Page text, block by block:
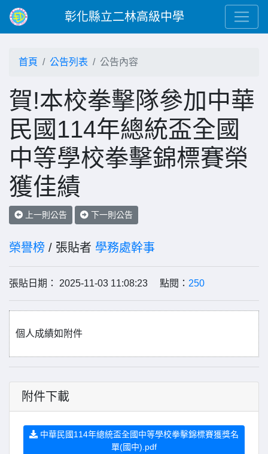
彰化縣立二林高級中學
首頁 公告列表 公告內容
賀!本校拳擊隊參加中華
民國114年總統盃全國
中等學校拳擊錦標賽榮
獲佳績
上一則公告 下一則公告
榮譽榜 / 張貼者 學務處幹事
張貼日期： 2025-11-03 11:08:23 點閱： 250
個人成績如附件
附件下載
中華民國114年總統盃全國中等學校拳擊錦標賽獲獎名
單(國中).pdf